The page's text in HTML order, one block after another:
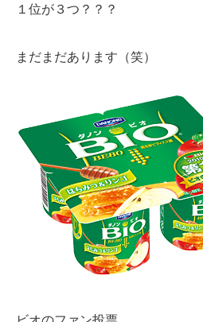
１位が３つ？？？
まだまだあります（笑）